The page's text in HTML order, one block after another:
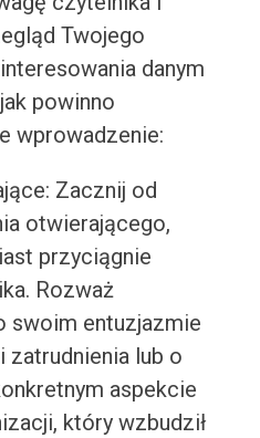
Twojego
danym
powinno
wprowadzenie:
Zacznij od
otwierającego,
przyciągnie
Rozważ
swoim entuzjazmie
lub o
aspekcie
który wzbudził